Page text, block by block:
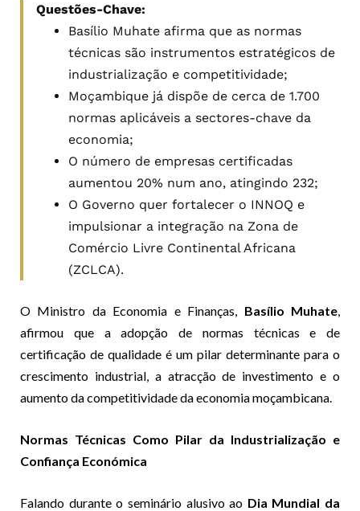
Questões-Chave:
Basílio Muhate afirma que as normas
técnicas são instrumentos estratégicos de
industrialização e competitividade;
Moçambique já dispõe de cerca de 1.700
normas aplicáveis a sectores-chave da
economia;
O número de empresas certificadas
aumentou 20% num ano, atingindo 232;
O Governo quer fortalecer o INNOQ e
impulsionar a integração na Zona de
Comércio Livre Continental Africana
(ZCLCA).
O Ministro da Economia e Finanças, Basílio Muhate,
afirmou que a adopção de normas técnicas e de
certificação de qualidade é um pilar determinante para o
crescimento industrial, a atracção de investimento e o
aumento da competitividade da economia moçambicana.
Normas Técnicas Como Pilar da Industrialização e
Confiança Económica
Falando durante o seminário alusivo ao Dia Mundial da